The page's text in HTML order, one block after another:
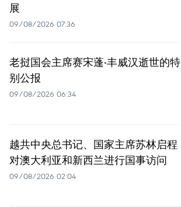
展
09/08/2026 07:36
老挝国会主席赛宋蓬·丰威汉逝世的特
别公报
09/08/2026 06:34
越共中央总书记、国家主席苏林启程
对澳大利亚和新西兰进行国事访问
09/08/2026 02:04